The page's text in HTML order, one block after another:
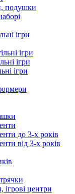
подушки
ігри
ігри
ігри
ігри
до 3-х років
від 3-х років
ігрові центри